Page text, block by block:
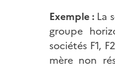
Exemple : La
groupe
sociétés F1,
mère non